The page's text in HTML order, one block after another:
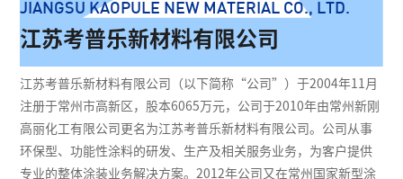
JIANGSU KAOPULE NEW MATERIAL CO., LTD.
江苏考普乐新材料有限公司
江苏考普乐新材料有限公司（以下简称“公司”）于2004年11月
注册于常州市高新区，股本6065万元，公司于2010年由常州新刚
高丽化工有限公司更名为江苏考普乐新材料有限公司。公司从事
环保型、功能性涂料的研发、生产及相关服务业务，为客户提供
专业的整体涂装业务解决方案。2012年公司又在常州国家新型涂